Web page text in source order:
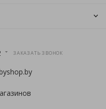
ЗАКАЗАТЬ ЗВОНОК